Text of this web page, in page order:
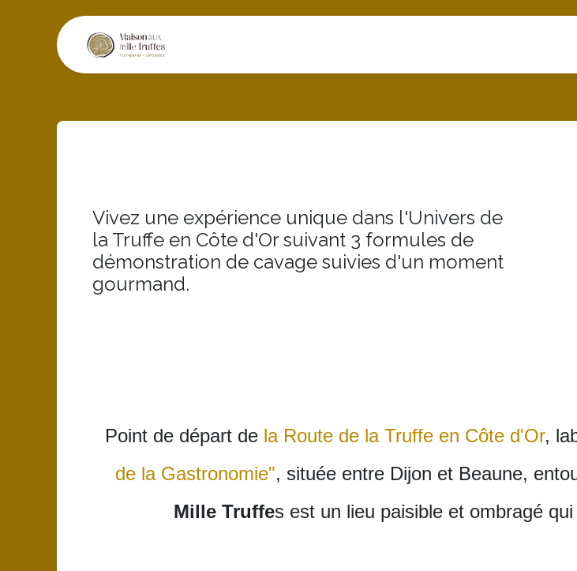
Se rendre au contenu
Vivez une expérience unique dans l'Univers de
la Truffe en Côte d'Or suivant 3 formules de
démonstration de cavage suivies d'un moment
gourmand.
Point de départ de la Route de la Truffe en Côte d'Or,
de la Gastronomie", située entre Dijon et Beaune,
Mille Truffes est un lieu paisible et ombragé